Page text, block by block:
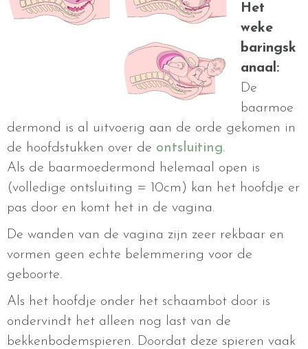
Het
weke
baringsk
anaal:
De
baarmoe
dermond is al uitvoerig aan de orde gekomen in
de hoofdstukken over de ontsluiting.
Als de baarmoedermond helemaal open is
(volledige ontsluiting = 10cm) kan het hoofdje er
pas door en komt het in de vagina.
De wanden van de vagina zijn zeer rekbaar en
vormen geen echte belemmering voor de
geboorte.
Als het hoofdje onder het schaambot door is
ondervindt het alleen nog last van de
bekkenbodemspieren. Doordat deze spieren vaak